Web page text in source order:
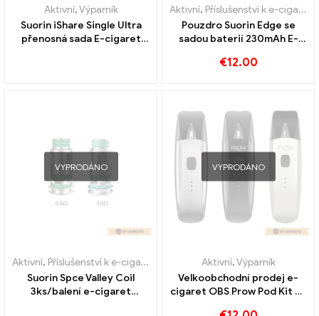
Aktivní,Výparník
Suorin iShare Single Ultra
přenosná sada E-cigaret
Aktivní, Příslušenství k e-cigaretám
Pouzdro Suorin Edge se
sadou baterií 230mAh E-
zakázku
€12.00
VYPRODÁNO
Aktivní, Příslušenství k e-cigaretám
Výparník
Suorin Spce Valley Coil
3ks/balení e-cigaret
VYPRODÁNO
Aktivní,Výparník
Velkoobchodní prodej e-
cigaret OBS Prow Pod Kit na